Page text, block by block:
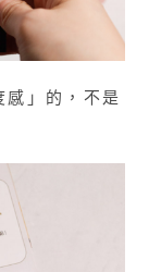
」的，不是